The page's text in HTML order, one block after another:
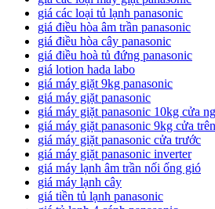
giá các loại tủ lạnh panasonic
giá điều hòa âm trần panasonic
giá điều hòa cây panasonic
giá điều hoà tủ đứng panasonic
giá lotion hada labo
giá máy giặt 9kg panasonic
giá máy giặt panasonic
giá máy giặt panasonic 10kg cửa
giá máy giặt panasonic 9kg cửa trên
giá máy giặt panasonic cửa trước
giá máy giặt panasonic inverter
giá máy lạnh âm trần nối ống gió
giá máy lạnh cây
giá tiền tủ lạnh panasonic